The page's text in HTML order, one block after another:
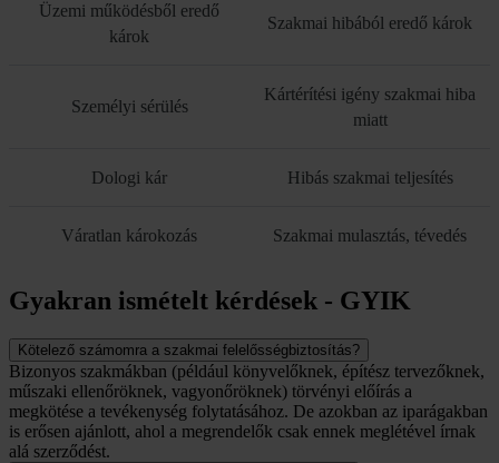
Üzemi működésből eredő
károk
Szakmai hibából eredő károk
Személyi sérülés
Kártérítési igény szakmai hiba
miatt
Dologi kár Hibás szakmai teljesítés
Váratlan károkozás Szakmai mulasztás, tévedés
Gyakran ismételt kérdések - GYIK
Kötelező számomra a szakmai felelősségbiztosítás?
Bizonyos szakmákban (például könyvelőknek, építész tervezőknek,
műszaki ellenőröknek, vagyonőröknek) törvényi előírás a
megkötése a tevékenység folytatásához. De azokban az iparágakban
is erősen ajánlott, ahol a megrendelők csak ennek meglétével írnak
alá szerződést.